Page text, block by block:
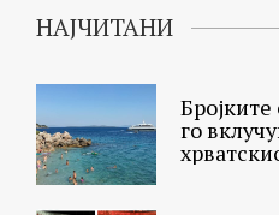
НАЈЧИТАНИ
го